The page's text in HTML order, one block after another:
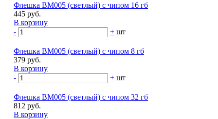
Флешка BM005 (светлый) с чипом 16 гб
445 руб.
В корзину
-
+ шт
Флешка BM005 (светлый) с чипом 8 гб
379 руб.
В корзину
-
+ шт
Флешка BM005 (светлый) с чипом 32 гб
812 руб.
В корзину